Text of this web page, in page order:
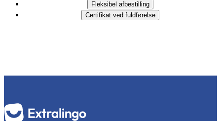
Fleksibel afbestilling
Certifikat ved fuldførelse